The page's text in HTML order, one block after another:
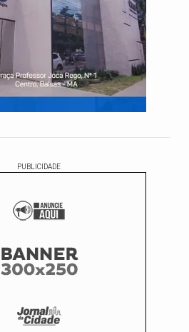
PUBLICIDADE